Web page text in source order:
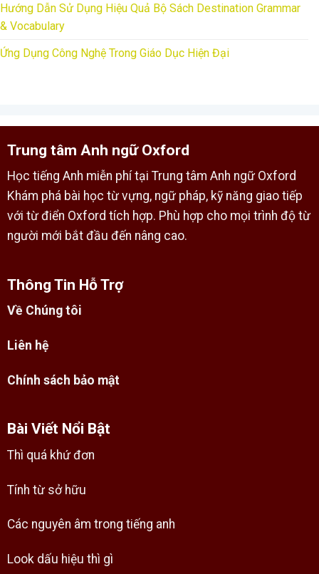
Hướng Dẫn Sử Dụng Hiệu Quả Bộ Sách Destination Grammar
& Vocabulary
Ứng Dụng Công Nghệ Trong Giáo Dục Hiện Đại
Trung tâm Anh ngữ Oxford
Học tiếng Anh miễn phí tại Trung tâm Anh ngữ Oxford
Khám phá bài học từ vựng, ngữ pháp, kỹ năng giao tiếp
với từ điển Oxford tích hợp. Phù hợp cho mọi trình độ từ
người mới bắt đầu đến nâng cao.
Thông Tin Hỗ Trợ
Về Chúng tôi
Liên hệ
Chính sách bảo mật
Bài Viết Nổi Bật
Thì quá khứ đơn
Tính từ sở hữu
Các nguyên âm trong tiếng anh
Look dấu hiệu thì gì